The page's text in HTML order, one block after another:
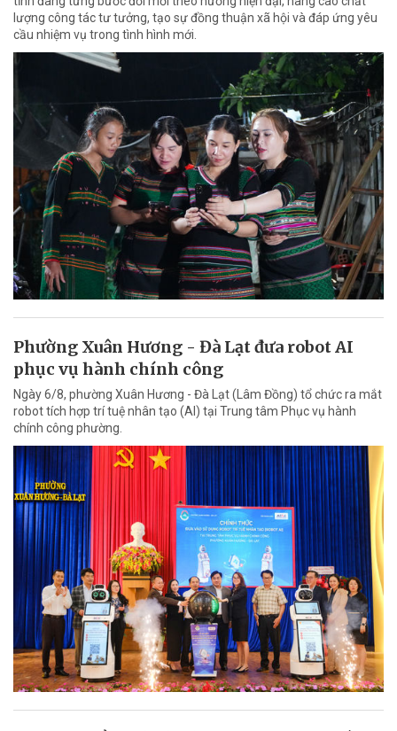
lượng công tác tư tưởng, tạo sự đồng thuận xã hội và đáp ứng yêu
cầu nhiệm vụ trong tình hình mới.
Phường Xuân Hương - Đà Lạt đưa robot AI
phục vụ hành chính công
Ngày 6/8, phường Xuân Hương - Đà Lạt (Lâm Đồng) tổ chức ra mắt
robot tích hợp trí tuệ nhân tạo (AI) tại Trung tâm Phục vụ hành
chính công phường.